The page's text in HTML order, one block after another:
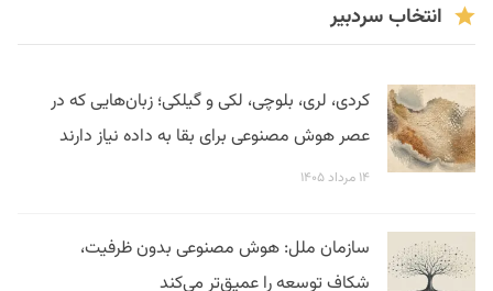
انتخاب سردبیر
کردی، لری، بلوچی، لکی و گیلکی؛ زبان‌هایی که در
عصر هوش مصنوعی برای بقا به داده نیاز دارند
۱۴ مرداد ۱۴۰۵
سازمان ملل: هوش مصنوعی بدون ظرفیت،
شکاف توسعه را عمیق‌تر می‌کند